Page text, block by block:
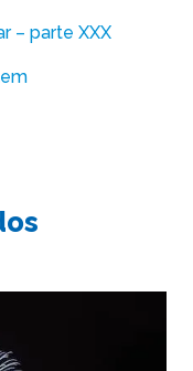
– parte XXX